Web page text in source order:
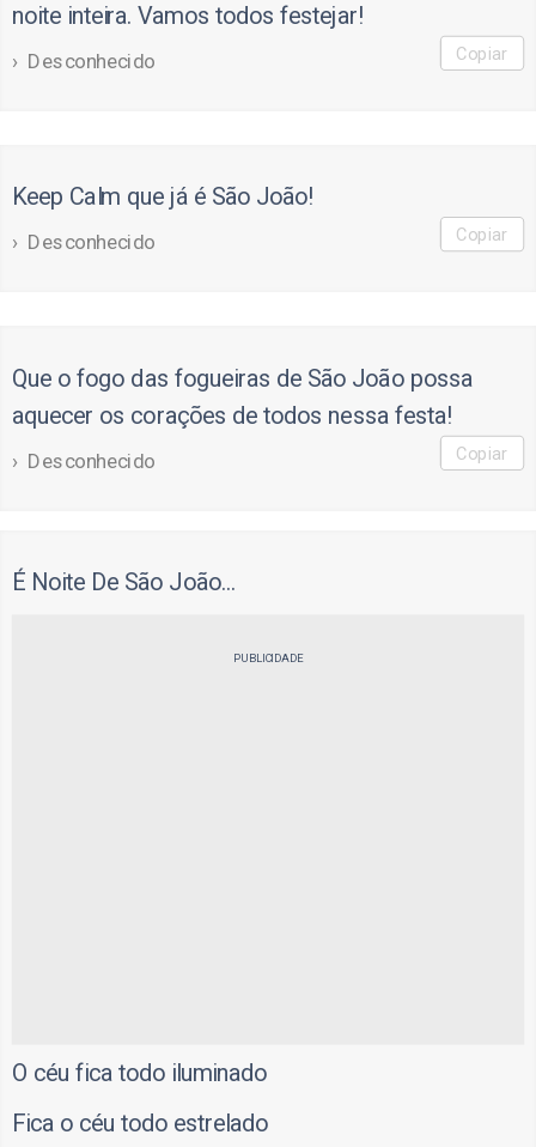
noite inteira. Vamos todos festejar!
Desconhecido Copiar
Keep Calm que já é São João!
Desconhecido Copiar
Que o fogo das fogueiras de São João possa
aquecer os corações de todos nessa festa!
Desconhecido Copiar
É Noite De São João...
PUBLICIDADE
O céu fica todo iluminado
Fica o céu todo estrelado